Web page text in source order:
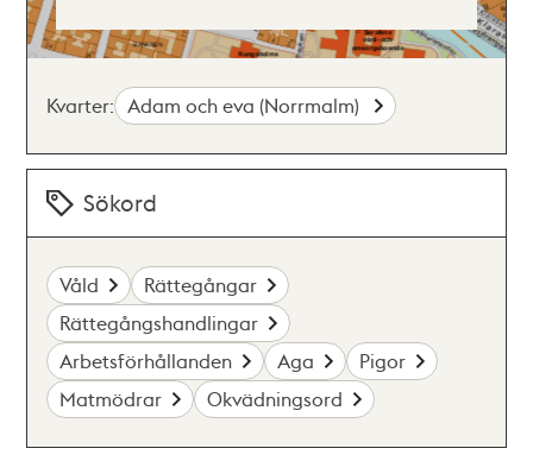
Kvarter: Adam och eva (Norrmalm)
Sökord
Våld
Rättegångar
Rättegångshandlingar
Arbetsförhållanden
Aga
Pigor
Matmödrar
Okvädningsord